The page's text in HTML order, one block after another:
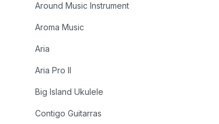
Around Music Instrument
Aroma Music
Aria
Aria Pro II
Big Island Ukulele
Contigo Guitarras